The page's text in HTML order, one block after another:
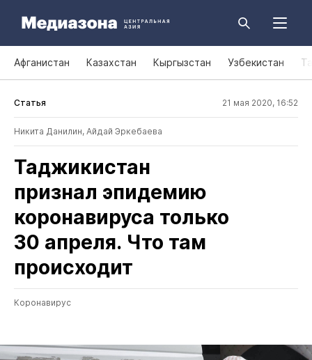
Афганистан Казахстан Кыргызстан Узбекистан
Статья 21 мая 2020, 16:52
Никита Данилин, Айдай Эркебаева
Таджикистан
признал эпидемию
коронавируса только
30 апреля. Что там
происходит
Коронавирус